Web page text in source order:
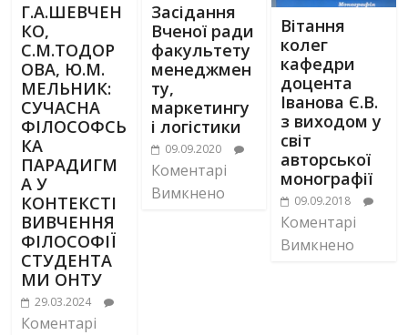
Г.А.ШЕВЧЕН
КО,
С.М.ТОДОР
ОВА, Ю.М.
МЕЛЬНИК:
СУЧАСНА
ФІЛОСОФСЬ
КА
ПАРАДИГМ
А У
КОНТЕКСТІ
ВИВЧЕННЯ
ФІЛОСОФІЇ
СТУДЕНТА
МИ ОНТУ
29.03.2024
Коментарі
Засідання
Вченої ради
факультету
менеджмен
ту,
маркетингу
і логістики
09.09.2020
Коментарі
Вимкнено
Вітання
колег
кафедри
доцента
Іванова Є.В.
з виходом у
світ
авторської
монографії
09.09.2018
Коментарі
Вимкнено